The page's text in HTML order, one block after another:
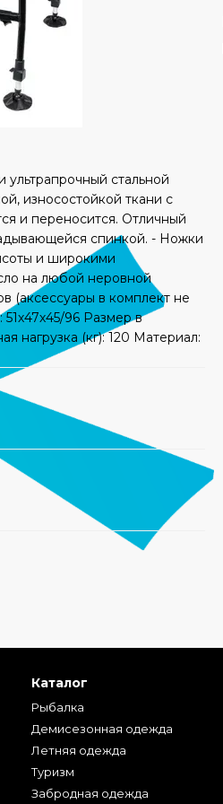
стальной
износостойкой ткани с
и переносится. Отличный
спинкой. - Ножки
и широкими
на любой неровной
(аксессуары в комплект не
96 Размер в
нагрузка (кг): 120 Материал:
Каталог
Рыбалка
Демисезонная одежда
Летняя одежда
Туризм
Забродная одежда